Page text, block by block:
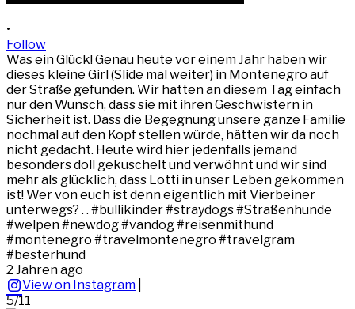
•
Follow
Was ein Glück! Genau heute vor einem Jahr haben wir
dieses kleine Girl (Slide mal weiter) in Montenegro auf
der Straße gefunden. Wir hatten an diesem Tag einfach
nur den Wunsch, dass sie mit ihren Geschwistern in
Sicherheit ist. Dass die Begegnung unsere ganze Familie
nochmal auf den Kopf stellen würde, hätten wir da noch
nicht gedacht. Heute wird hier jedenfalls jemand
besonders doll gekuschelt und verwöhnt und wir sind
mehr als glücklich, dass Lotti in unser Leben gekommen
ist! Wer von euch ist denn eigentlich mit Vierbeiner
unterwegs? . . #bullikinder #straydogs #Straßenhunde
#welpen #newdog #vandog #reisenmithund
#montenegro #travelmontenegro #travelgram
#besterhund
2 Jahren ago
View on Instagram
5/11